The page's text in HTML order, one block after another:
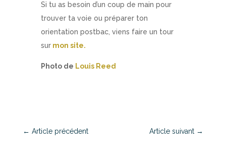
Si tu as besoin d’un coup de main pour
trouver ta voie ou préparer ton
orientation postbac, viens faire un tour
sur mon site.
Photo de Louis Reed
← Article précédent Article suivant →